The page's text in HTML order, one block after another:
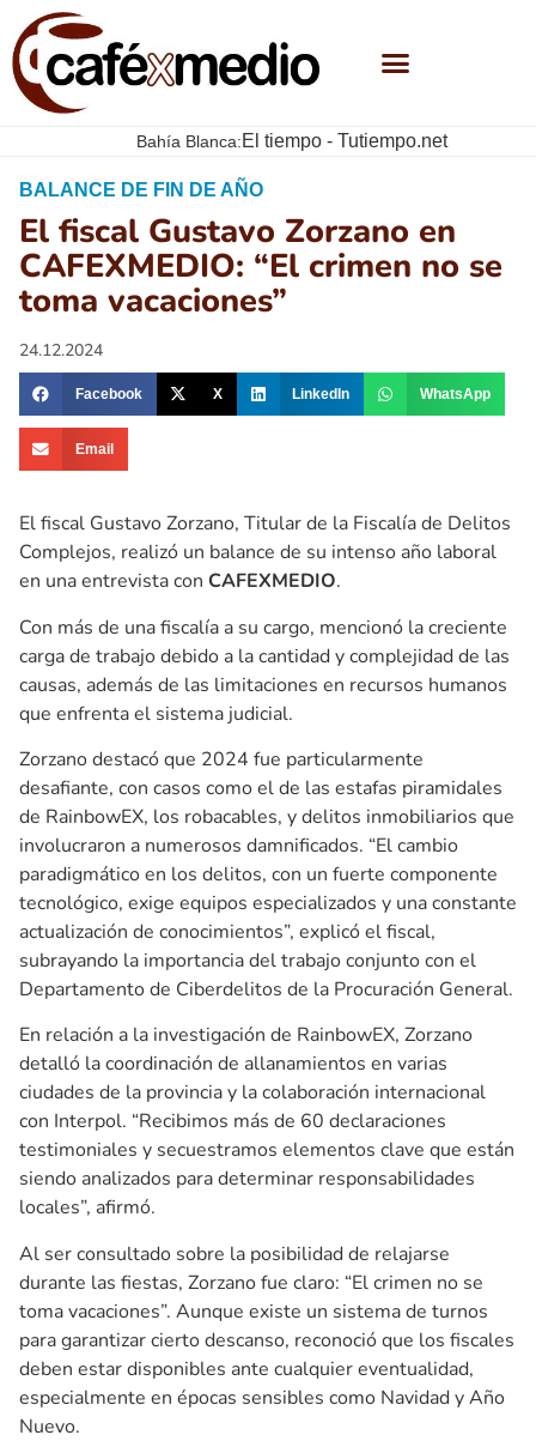
Bahía Blanca:El tiempo - Tutiempo.net
BALANCE DE FIN DE AÑO
El fiscal Gustavo Zorzano en
CAFEXMEDIO: “El crimen no se
toma vacaciones”
24.12.2024
Facebook X LinkedIn WhatsApp
Email
El fiscal Gustavo Zorzano, Titular de la Fiscalía de Delitos
Complejos, realizó un balance de su intenso año laboral
en una entrevista con CAFEXMEDIO.
Con más de una fiscalía a su cargo, mencionó la creciente
carga de trabajo debido a la cantidad y complejidad de las
causas, además de las limitaciones en recursos humanos
que enfrenta el sistema judicial.
Zorzano destacó que 2024 fue particularmente
desafiante, con casos como el de las estafas piramidales
de RainbowEX, los robacables, y delitos inmobiliarios que
involucraron a numerosos damnificados. “El cambio
paradigmático en los delitos, con un fuerte componente
tecnológico, exige equipos especializados y una constante
actualización de conocimientos”, explicó el fiscal,
subrayando la importancia del trabajo conjunto con el
Departamento de Ciberdelitos de la Procuración General.
En relación a la investigación de RainbowEX, Zorzano
detalló la coordinación de allanamientos en varias
ciudades de la provincia y la colaboración internacional
con Interpol. “Recibimos más de 60 declaraciones
testimoniales y secuestramos elementos clave que están
siendo analizados para determinar responsabilidades
locales”, afirmó.
Al ser consultado sobre la posibilidad de relajarse
durante las fiestas, Zorzano fue claro: “El crimen no se
toma vacaciones”. Aunque existe un sistema de turnos
para garantizar cierto descanso, reconoció que los fiscales
deben estar disponibles ante cualquier eventualidad,
especialmente en épocas sensibles como Navidad y Año
Nuevo.